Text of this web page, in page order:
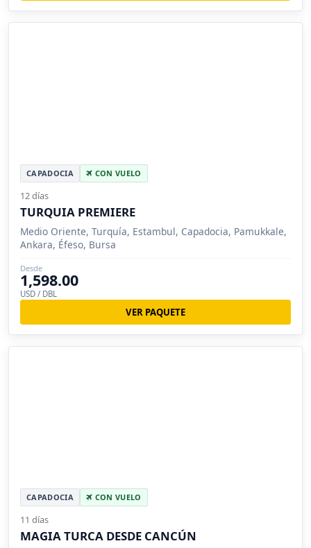
CAPADOCIA CON VUELO
12 días
TURQUIA PREMIERE
Medio Oriente, Turquía, Estambul, Capadocia, Pamukkale,
Ankara, Éfeso, Bursa
Desde
1,598.00
USD / DBL
VER PAQUETE
CAPADOCIA CON VUELO
11 días
MAGIA TURCA DESDE CANCÚN